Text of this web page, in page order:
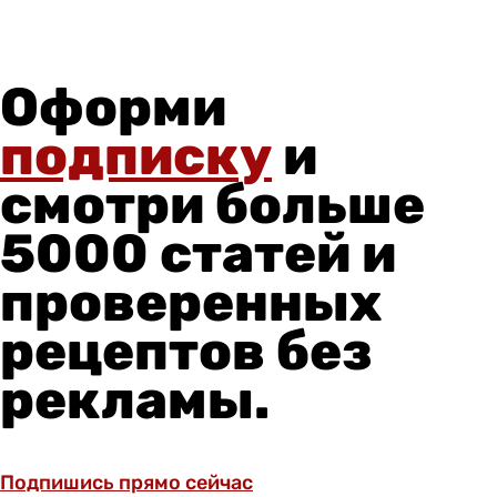
Оформи
подписку и
смотри больше
5000 статей и
проверенных
рецептов без
рекламы.
Подпишись прямо сейчас